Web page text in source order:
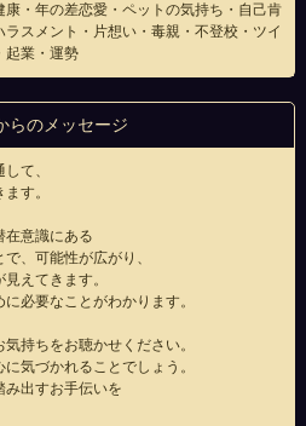
・年の差恋愛・ペットの気持ち・自己肯
スメント・片想い・毒親・不登校・ツイ
起業・運勢
らのメッセージ
て、
す。
在意識にある
、可能性が広がり、
えてきます。
必要なことがわかります。
持ちをお聴かせください。
気づかれることでしょう。
み出すお手伝いを